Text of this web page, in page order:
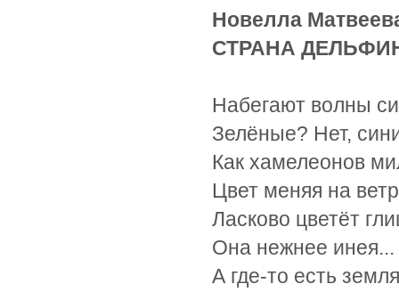
Новелла
СТРАНА
Набегают волны
Зелёные? Нет,
Как хамелеонов
Цвет меняя на
Ласково цветёт
Она нежнее инея...
А где-то есть